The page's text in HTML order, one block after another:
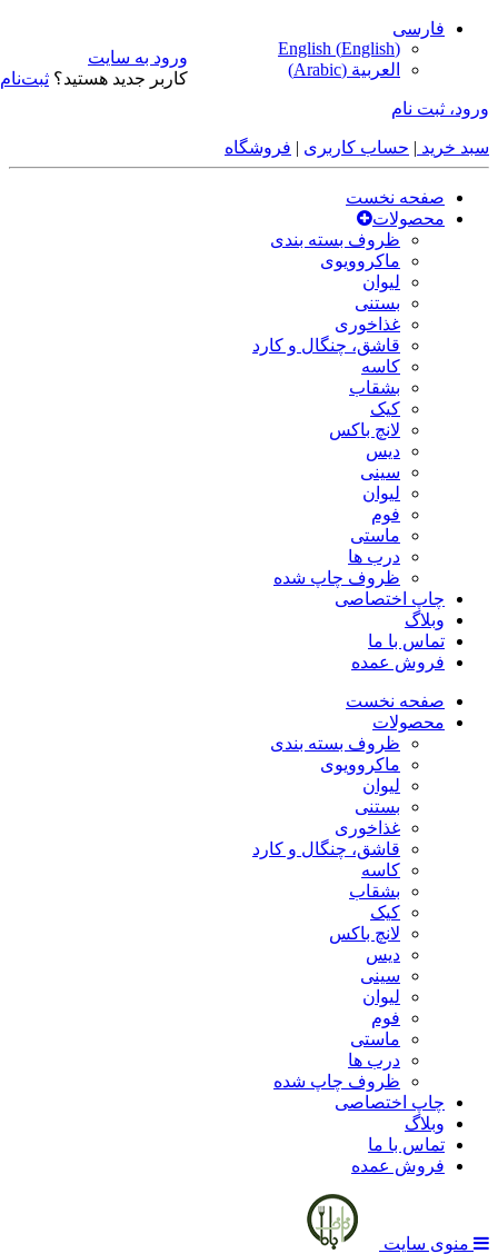
فارسی
English (English)
العربية (
Arabic
)
ورود، ثبت نام
سبد خرید | حساب کاربری | فروشگاه
صفحه نخست
محصولات
ظروف بسته بندی
ماکروویوی
لیوان
بستنی
غذاخوری
قاشق، چنگال و کارد
کاسه
بشقاب
کیک
لانچ باکس
دیس
سینی
لیوان
فوم
ماستی
درب ها
ظروف چاپ شده
چاپ اختصاصی
وبلاگ
تماس با ما
فروش عمده
صفحه نخست
محصولات
ظروف بسته بندی
ماکروویوی
لیوان
بستنی
غذاخوری
قاشق، چنگال و کارد
کاسه
بشقاب
کیک
لانچ باکس
دیس
سینی
لیوان
فوم
ماستی
درب ها
ظروف چاپ شده
چاپ اختصاصی
وبلاگ
تماس با ما
فروش عمده
منوی سایت
ورود به سایت
کاربر جدید هستید؟ ثبت‌نام